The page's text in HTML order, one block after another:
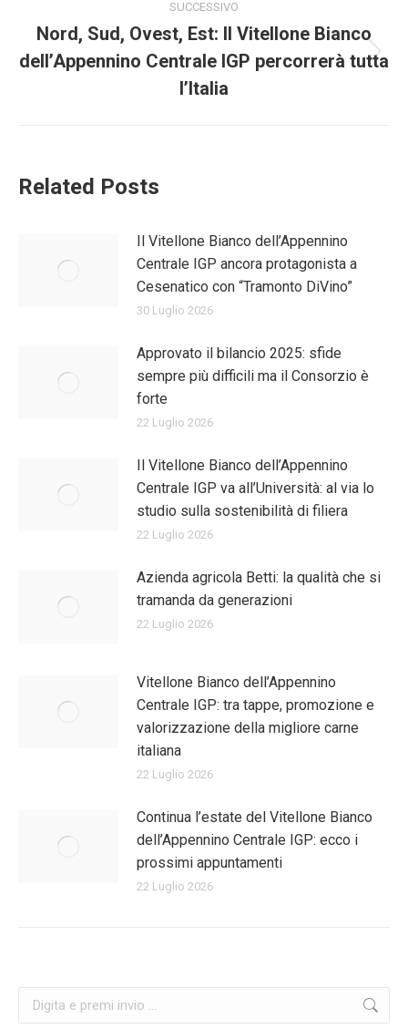
SUCCESSIVO
Prossimo
post:
Nord, Sud, Ovest, Est: Il Vitellone Bianco
dell’Appennino Centrale IGP percorrerà tutta
l’Italia
Related Posts
Il Vitellone Bianco dell’Appennino
Centrale IGP ancora protagonista a
Cesenatico con “Tramonto DiVino”
30 Luglio 2026
Approvato il bilancio 2025: sfide
sempre più difficili ma il Consorzio è
forte
22 Luglio 2026
Il Vitellone Bianco dell’Appennino
Centrale IGP va all’Università: al via lo
studio sulla sostenibilità di filiera
22 Luglio 2026
Azienda agricola Betti: la qualità che si
tramanda da generazioni
22 Luglio 2026
Vitellone Bianco dell’Appennino
Centrale IGP: tra tappe, promozione e
valorizzazione della migliore carne
italiana
22 Luglio 2026
Continua l’estate del Vitellone Bianco
dell’Appennino Centrale IGP: ecco i
prossimi appuntamenti
22 Luglio 2026
Cerca: